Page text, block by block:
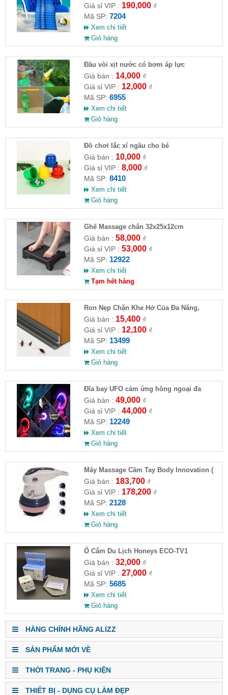
Giá sỉ VIP : 190,000₫
Mã SP: 7204
Xem chi tiết
Giỏ hàng
Đầu vòi xịt nước có bơm áp lực
Giá bán : 14,000₫
Giá sỉ VIP : 12,000₫
Mã SP: 6955
Xem chi tiết
Giỏ hàng
Đồ chơi lắc xí ngầu cho bé
Giá bán : 10,000₫
Giá sỉ VIP : 8,000₫
Mã SP: 8410
Xem chi tiết
Giỏ hàng
Ghế Massage chân 32x25x12cm
Giá bán : 58,000₫
Giá sỉ VIP : 53,000₫
Mã SP: 12922
Xem chi tiết
Tạm hết hàng
Ron Nẹp Chặn Khe Hở Của Đa Năng,
Chống Côn Trùng( HĐ )
Giá bán : 15,400₫
Giá sỉ VIP : 12,100₫
Mã SP: 13499
Xem chi tiết
Giỏ hàng
Đĩa bay UFO cảm ứng hồng ngoại đa
chiều tự động bay về
Giá bán : 49,000₫
Giá sỉ VIP : 44,000₫
Mã SP: 12249
Xem chi tiết
Giỏ hàng
Máy Massage Cầm Tay Body Innovation (
HĐ )
Giá bán : 183,700₫
Giá sỉ VIP : 178,200₫
Mã SP: 2128
Xem chi tiết
Giỏ hàng
Ổ Cắm Du Lịch Honeys ECO-TV1
Giá bán : 32,000₫
Giá sỉ VIP : 27,000₫
Mã SP: 5685
Xem chi tiết
Giỏ hàng
HÀNG CHÍNH HÃNG ALIZZ
SẢN PHẨM MỚI VỀ
THỜI TRANG - PHỤ KIỆN
THIẾT BỊ - DỤNG CỤ LÀM ĐẸP